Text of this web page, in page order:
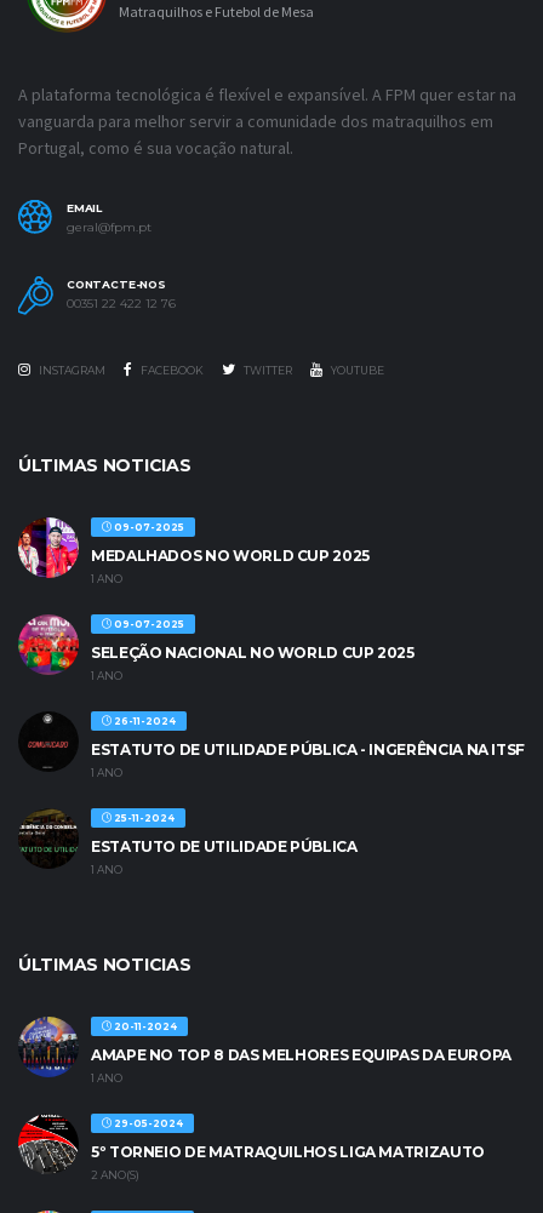
Matraquilhos e Futebol de Mesa
A plataforma tecnológica é flexível e expansível. A FPM quer estar na
vanguarda para melhor servir a comunidade dos matraquilhos em
Portugal, como é sua vocação natural.
EMAIL
geral@fpm.pt
CONTACTE-NOS
00351 22 422 12 76
INSTAGRAM FACEBOOK TWITTER YOUTUBE
ÚLTIMAS NOTICIAS
09-07-2025
MEDALHADOS NO WORLD CUP 2025
1 ANO
09-07-2025
SELEÇÃO NACIONAL NO WORLD CUP 2025
1 ANO
26-11-2024
ESTATUTO DE UTILIDADE PÚBLICA - INGERÊNCIA NA ITSF
1 ANO
25-11-2024
ESTATUTO DE UTILIDADE PÚBLICA
1 ANO
ÚLTIMAS NOTICIAS
20-11-2024
AMAPE NO TOP 8 DAS MELHORES EQUIPAS DA EUROPA
1 ANO
29-05-2024
5º TORNEIO DE MATRAQUILHOS LIGA MATRIZAUTO
2 ANO(S)